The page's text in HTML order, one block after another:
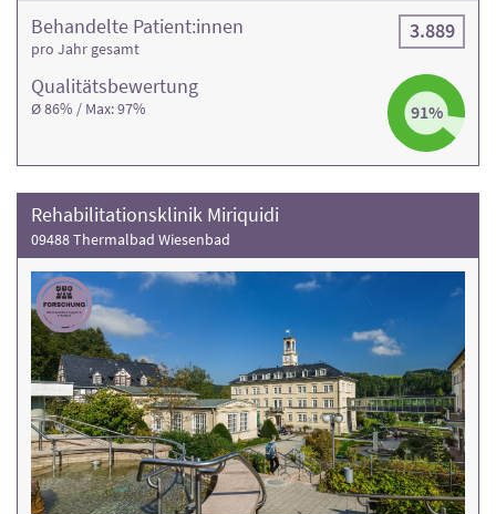
Qualitäts­bewertung
Ø 86% / Max: 97% 91%
Behandelte Patient:innen
pro Jahr gesamt
3.889
Rehabilitationsklinik Miriquidi
09488 Thermalbad Wiesenbad